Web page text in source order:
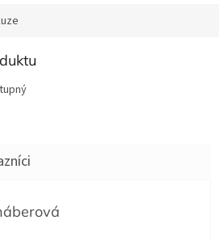
je 5 z 5 hvězdiček.